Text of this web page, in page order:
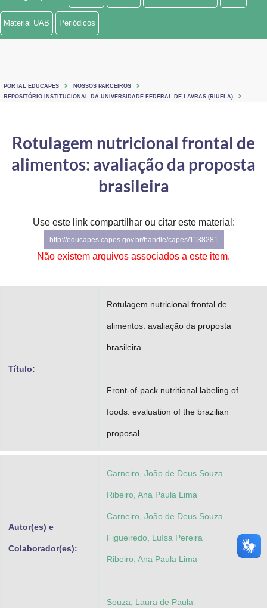
Ministério de Minas e Energia
Ministério do Turismo
Controladoria-Geral da União
Ministério da Mulher, da Família e dos Direitos Humanos
Secretaria de Governo
Gabinete de Segurança Institucional
Material UAB Periódicos
PORTAL EDUCAPES
NOSSOS PARCEIROS
REPOSITÓRIO INSTITUCIONAL DA UNIVERSIDADE FEDERAL DE LAVRAS (RIUFLA)
Rotulagem nutricional frontal de
alimentos: avaliação da proposta
brasileira
Use este link compartilhar ou citar este material:
http://educapes.capes.gov.br/handle/capes/1138281
Não existem arquivos associados a este item.
Título:
Rotulagem nutricional frontal de
alimentos: avaliação da proposta
brasileira
Front-of-pack nutritional labeling of
foods: evaluation of the brazilian
proposal
Autor(es) e
Colaborador(es):
Carneiro, João de Deus Souza
Ribeiro, Ana Paula Lima
Carneiro, João de Deus Souza
Figueiredo, Luísa Pereira
Ribeiro, Ana Paula Lima
Souza, Laura de Paula